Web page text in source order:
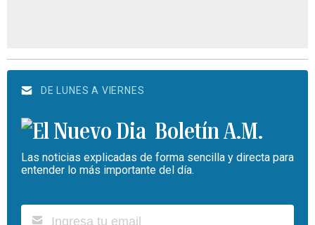
DE LUNES A VIERNES
Boletín A.M.
Las noticias explicadas de forma sencilla y directa para
entender lo más importante del día.